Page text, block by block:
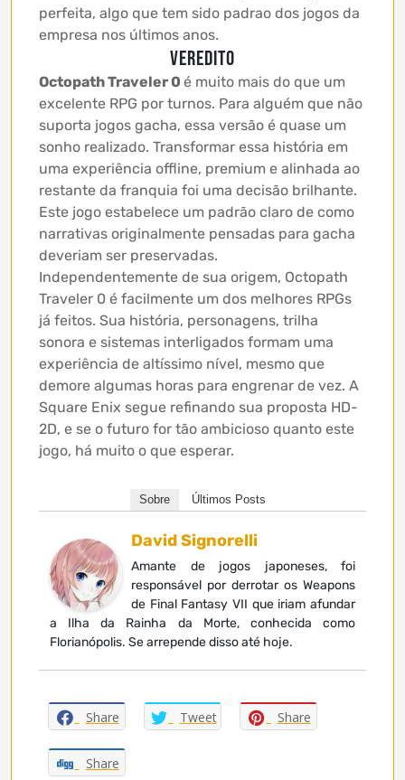
perfeita, algo que tem sido padrao dos jogos da
empresa nos últimos anos.
Veredito
Octopath Traveler 0 é muito mais do que um
excelente RPG por turnos. Para alguém que não
suporta jogos gacha, essa versão é quase um
sonho realizado. Transformar essa história em
uma experiência offline, premium e alinhada ao
restante da franquia foi uma decisão brilhante.
Este jogo estabelece um padrão claro de como
narrativas originalmente pensadas para gacha
deveriam ser preservadas.
Independentemente de sua origem, Octopath
Traveler 0 é facilmente um dos melhores RPGs
já feitos. Sua história, personagens, trilha
sonora e sistemas interligados formam uma
experiência de altíssimo nível, mesmo que
demore algumas horas para engrenar de vez. A
Square Enix segue refinando sua proposta HD-
2D, e se o futuro for tão ambicioso quanto este
jogo, há muito o que esperar.
Sobre Últimos Posts
David Signorelli
Amante de jogos japoneses, foi
responsável por derrotar os Weapons
de Final Fantasy VII que iriam afundar
a Ilha da Rainha da Morte, conhecida como
Florianópolis. Se arrepende disso até hoje.
Share Tweet Share
Share